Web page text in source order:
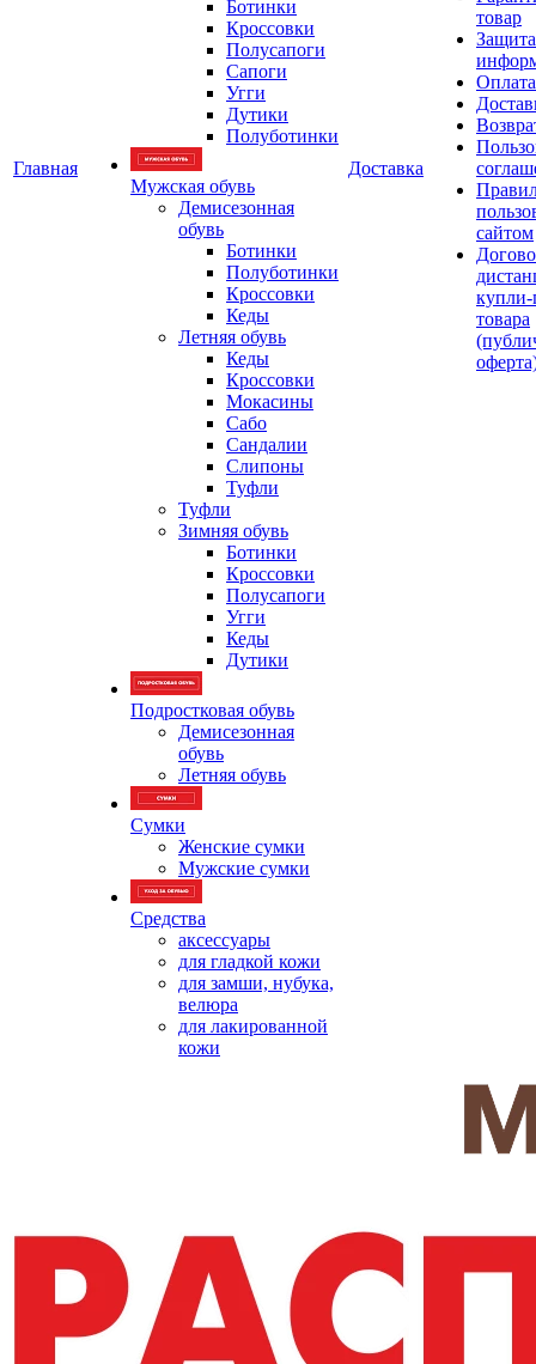
Главная
Ботинки
Кроссовки
Полусапоги
Сапоги
Угги
Дутики
Полуботинки
Мужская обувь
Демисезонная
обувь
Ботинки
Полуботинки
Кроссовки
Кеды
Летняя обувь
Кеды
Кроссовки
Мокасины
Сабо
Сандалии
Слипоны
Туфли
Туфли
Зимняя обувь
Ботинки
Кроссовки
Полусапоги
Угги
Кеды
Дутики
Подростковая обувь
Демисезонная
обувь
Летняя обувь
Сумки
Женские сумки
Мужские сумки
Средства
аксессуары
для гладкой кожи
для замши, нубука,
велюра
для лакированной
кожи
Доставка
товар
Защита
Оплата
сайтом
товара